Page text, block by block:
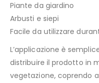
Piante da giardino
Arbusti e siepi
Facile da utilizzare
L’applicazione è
distribuire il prodotto in
vegetazione, coprendo